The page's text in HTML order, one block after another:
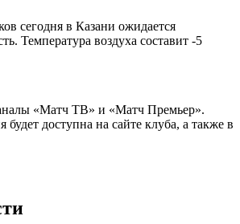
сегодня в Казани ожидается
Температура воздуха составит -5
«Матч ТВ» и «Матч Премьер».
будет доступна на сайте клуба, а также в